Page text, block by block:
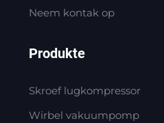
Neem kontak op
Produkte
Skroef lugkompressor
Wirbel vakuumpomp